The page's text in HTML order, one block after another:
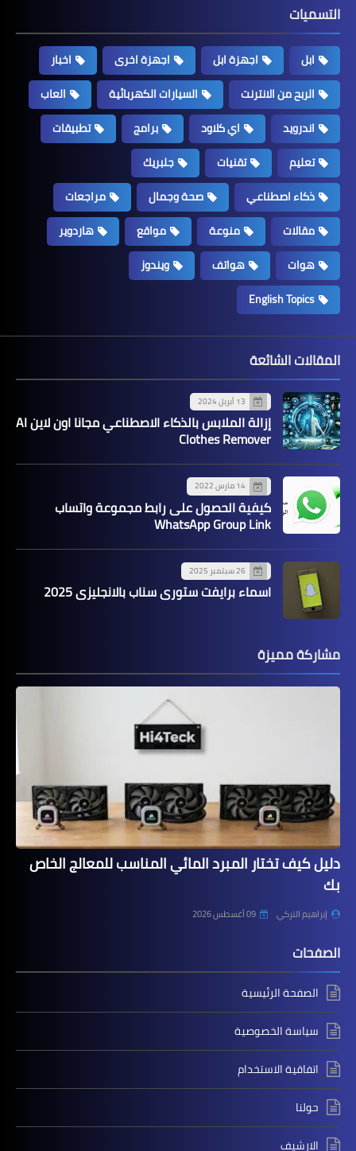
التسميات
ابل اجهزة ابل اجهزة اخرى
اخبار
الربح من الانترنت
السيارات الكهربائية
العاب
اندرويد
اي كلاود برامج
تطبيقات
تعليم
تقنيات
جلبريك
ذكاء اصطناعي
صحة وجمال
مراجعات
مقالات
منوعة مواقع
هاردوير
هوات
هواتف
ويندوز
English Topics
المقالات الشائعة
13 أبريل 2024
إزالة الملابس بالذكاء الاصطناعي مجانا اون لاين AI
Clothes Remover
14 مارس 2022
كيفية الحصول على رابط مجموعة واتساب
WhatsApp Group Link
26 سبتمبر 2025
اسماء برايفت ستوري سناب بالانجليزي 2025
مشاركة مميزة
دليل كيف تختار المبرد المائي المناسب للمعالج الخاص
بك
إبراهيم التركي 09 أغسطس 2026
الصفحات
الصفحة الرئيسية
سياسة الخصوصية
اتفاقية الاستخدام
حولنا
الارشيف